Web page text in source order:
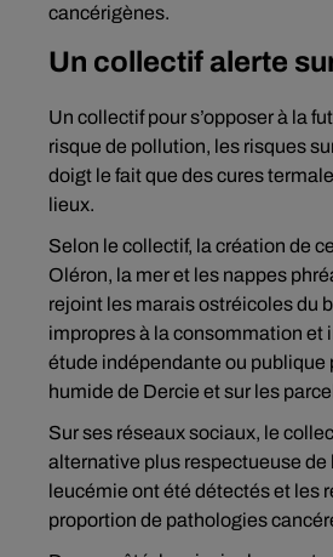
cancérigènes.
Un collectif alerte
Un collectif pour s’opposer à la
risque de pollution, les risques
doigt le fait que des cures
lieux.
Selon le collectif, la création de
Oléron, la mer et les nappes
rejoint les marais ostréicoles du
impropres à la consommation et
étude indépendante ou publique
humide de Dercie et sur les
Sur ses réseaux sociaux, le
alternative plus respectueuse
leucémie ont été détectés et les
proportion de pathologies